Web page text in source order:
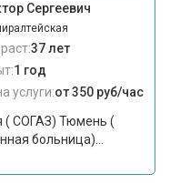
Сергеевич
37 лет
1 год
услуги:от 350 руб/час
( СОГАЗ) Тюмень (
больница)...